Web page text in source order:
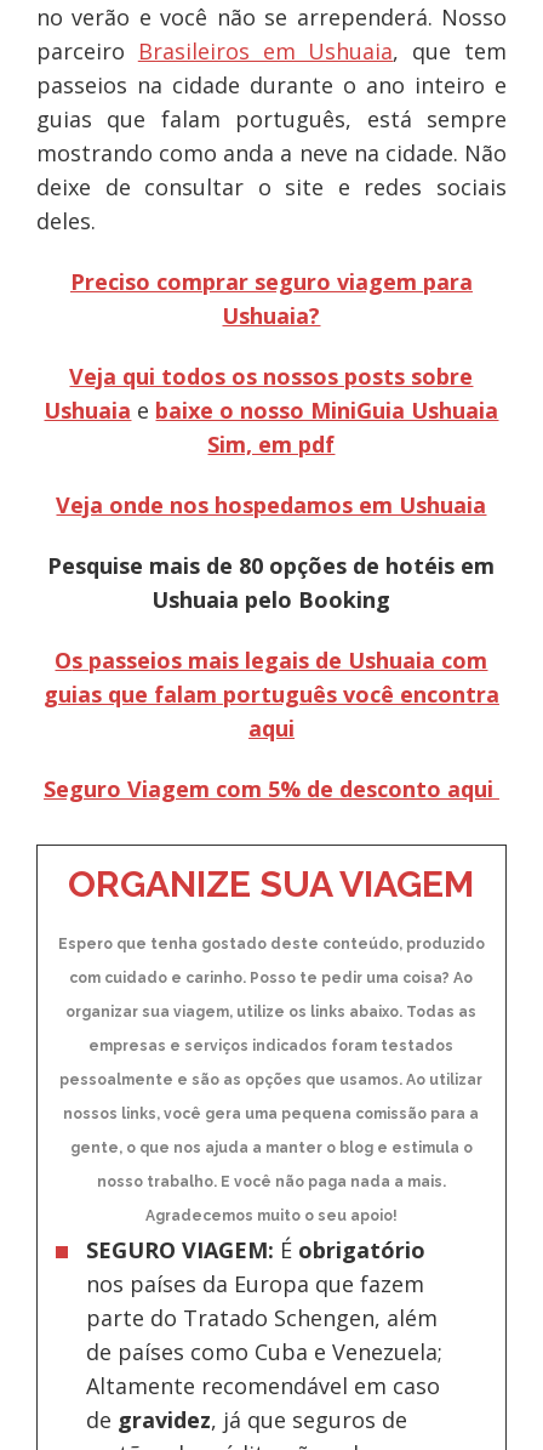
no verão e você não se arrependerá. Nosso
parceiro Brasileiros em Ushuaia, que tem
passeios na cidade durante o ano inteiro e
guias que falam português, está sempre
mostrando como anda a neve na cidade. Não
deixe de consultar o site e redes sociais
deles.
Preciso comprar seguro viagem para
Ushuaia?
Veja qui todos os nossos posts sobre
Ushuaia e baixe o nosso MiniGuia Ushuaia
Sim, em pdf
Veja onde nos hospedamos em Ushuaia
Pesquise mais de 80 opções de hotéis em
Ushuaia pelo Booking
Os passeios mais legais de Ushuaia com
guias que falam português você encontra
aqui
Seguro Viagem com 5% de desconto aqui
ORGANIZE SUA VIAGEM
Espero que tenha gostado deste conteúdo, produzido
com cuidado e carinho. Posso te pedir uma coisa? Ao
organizar sua viagem, utilize os links abaixo. Todas as
empresas e serviços indicados foram testados
pessoalmente e são as opções que usamos. Ao utilizar
nossos links, você gera uma pequena comissão para a
gente, o que nos ajuda a manter o blog e estimula o
nosso trabalho. E você não paga nada a mais.
Agradecemos muito o seu apoio!
SEGURO VIAGEM: É obrigatório
nos países da Europa que fazem
parte do Tratado Schengen, além
de países como Cuba e Venezuela;
Altamente recomendável em caso
de gravidez, já que seguros de